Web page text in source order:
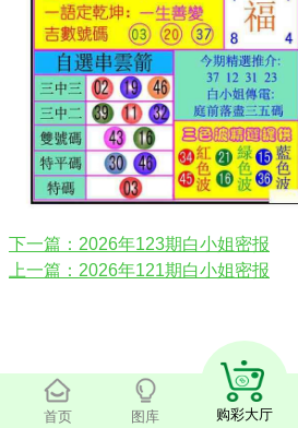
首页 图库 购彩大厅
下一篇：2026年123期白小姐密报
上一篇：2026年121期白小姐密报